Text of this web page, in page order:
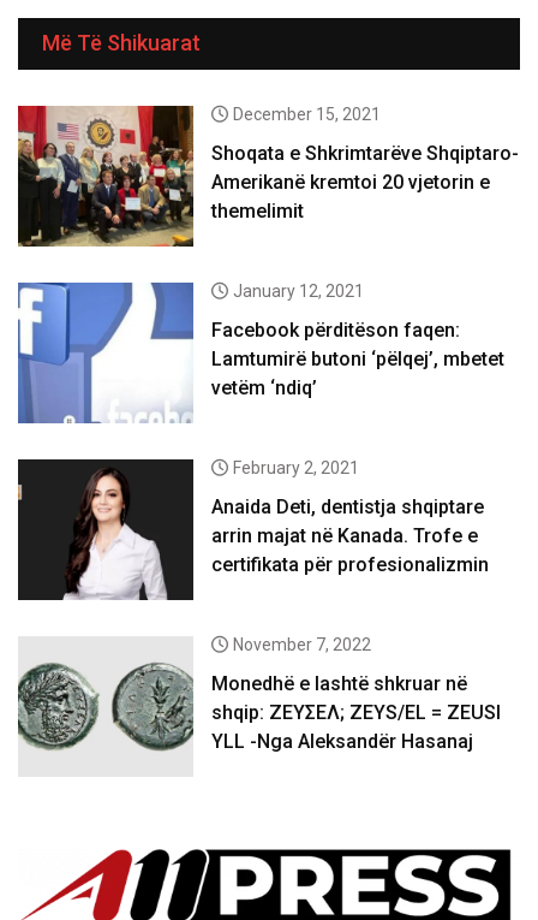
Më Të Shikuarat
December 15, 2021
Shoqata e Shkrimtarëve Shqiptaro-
Amerikanë kremtoi 20 vjetorin e
themelimit
January 12, 2021
Facebook përditëson faqen:
Lamtumirë butoni ‘pëlqej’, mbetet
vetëm ‘ndiq’
February 2, 2021
Anaida Deti, dentistja shqiptare
arrin majat në Kanada. Trofe e
certifikata për profesionalizmin
November 7, 2022
Monedhë e lashtë shkruar në
shqip: ΖΕΥΣΕΛ; ZEYS/EL = ZEUSI
YLL -Nga Aleksandër Hasanaj